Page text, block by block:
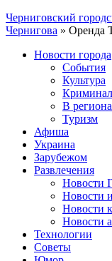
Черниговский
Чернигова » Оренда
Новости города
События
Культура
Криминал
В
Туризм
Афиша
Украина
Зарубежом
Развлечения
Новости
Новости
Новости
Новости
Технологии
Советы